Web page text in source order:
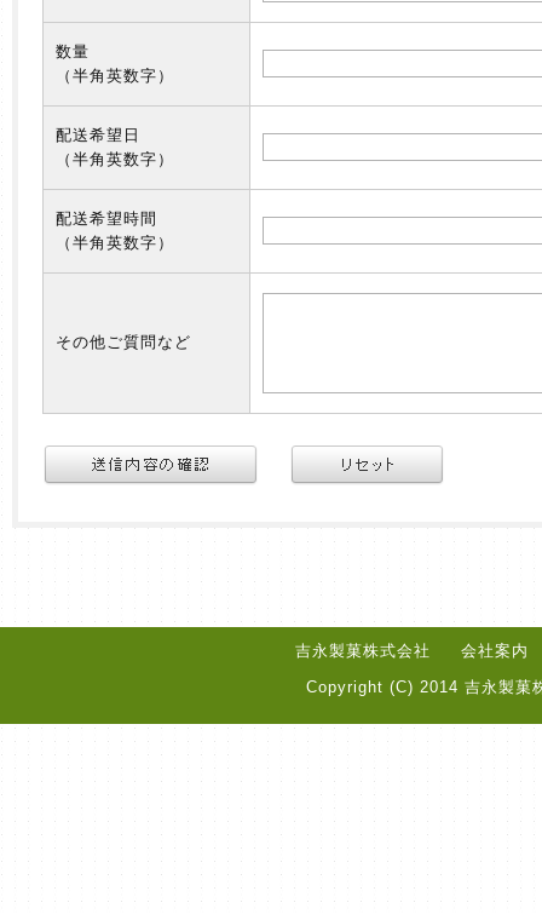
数量
（半角英数字）
配送希望日
（半角英数字）
配送希望時間
（半角英数字）
その他ご質問など
吉永製菓株式会社
会社案内
Copyright (C) 2014 吉永製